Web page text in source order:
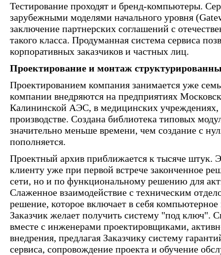
Тестирование проходят и бренд-компьютеры.
зарубежными моделями начального уровня
заключение партнерских соглашений с
такого класса. Продуманная система сервиса
корпоративных заказчиков и частных лиц.
Проектирование и монтаж
Проектированием компания занимается уже
компании внедряются на предприятиях
Калининской АЭС, в медицинских
производстве. Создана библиотека типовых
значительно меньше времени, чем создание с
пополняется.
Проектный архив приближается к тысяче штук.
клиенту уже при первой встрече законченное
сети, но и по функциональному решению для
Слаженное взаимодействие с техническим
решение, которое включает в себя компьютерное
Заказчик желает получить систему "под ключ".
вместе с инженерами проектировщиками,
внедрения, предлагая Заказчику систему
сервиса, сопровождение проекта и обучение